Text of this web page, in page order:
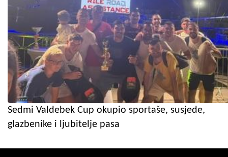
Sedmi Valdebek Cup okupio sportaše, susjede,
glazbenike i ljubitelje pasa